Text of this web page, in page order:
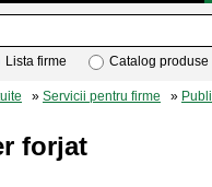
Lista firme Catalog produse
» Servicii pentru firme »
forjat